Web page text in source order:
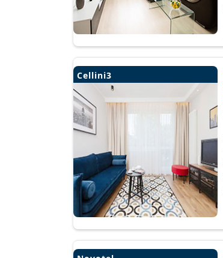
Cellini3